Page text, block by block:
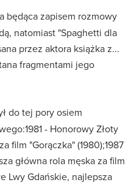
będąca zapisem rozmowy
natomiast "Spaghetti dla
przez aktora książka z...
fragmentami jego
do tej pory osiem
- Honorowy Złoty
film "Gorączka" (1980);1987
główna rola męska za film
Lwy Gdańskie, najlepsza